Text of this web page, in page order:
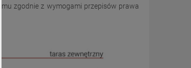
zgodnie z wymogami przepisów prawa